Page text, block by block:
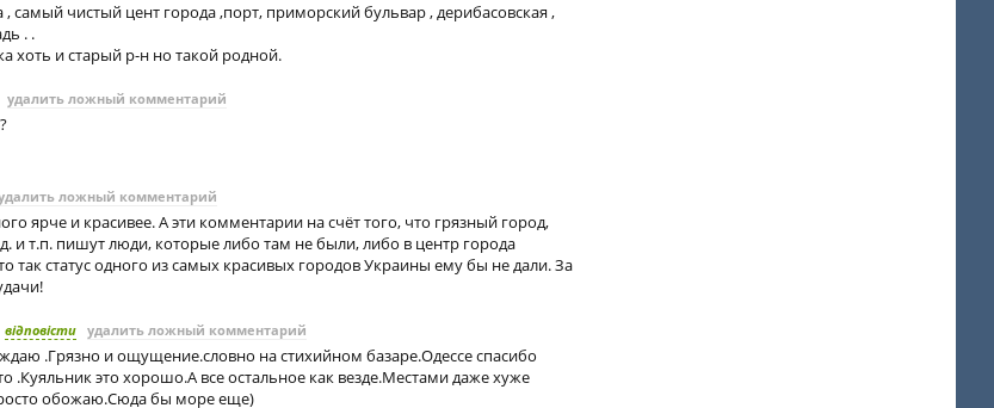
самый чистый цент города ,порт, приморский бульвар , дерибасовская ,
. .
хоть и старый р-н но такой родной.
удалить ложный комментарий
ложный комментарий
ярче и красивее. А эти комментарии на счёт того, что грязный город,
и т.п. пишут люди, которые либо там не были, либо в центр города
так статус одного из самых красивых городов Украины ему бы не дали. За
відповісти удалить ложный комментарий
.Грязно и ощущение.словно на стихийном базаре.Одессе спасибо
.Куяльник это хорошо.А все остальное как везде.Местами даже хуже
обожаю.Сюда бы море еще)